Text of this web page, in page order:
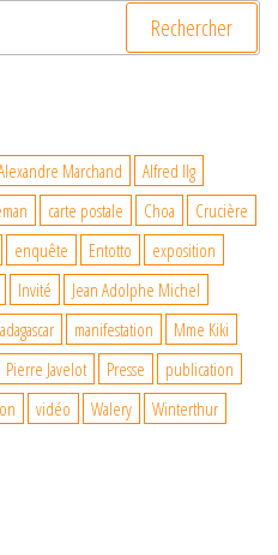
Marchand
Alfred Ilg
carte postale Choa
Crucière
enquête Entotto
exposition
Invité
Jean Adolphe Michel
manifestation
Mme Kiki
Pierre Javelot Presse
publication
vidéo Walery
Winterthur